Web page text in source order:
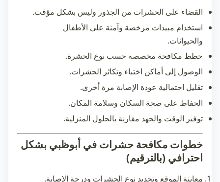
القضاء على الحشرات من الجذور وليس بشكل مؤقت.
استخدام مبيدات مرخصة وآمنة على الأطفال
والحيوانات.
خطط مكافحة مخصصة حسب نوع الحشرة.
الوصول إلى أماكن اختباء وتكاثر الحشرات.
تقليل احتمالية عودة الإصابة مرة أخرى.
الحفاظ على صحة السكان وسلامة المكان.
توفير الوقت والجهد مقارنة بالحلول المنزلية.
خطوات مكافحة حشرات في أبوظبي بشكل
احترافي (بالترقيم)
معاينة الموقع وتحديد نوع الحشرات ودرجة الإصابة.